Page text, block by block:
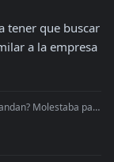
tener que buscar
a la empresa
una factura cuenta venta y liquido producto (061) ? Que en si la factura liq